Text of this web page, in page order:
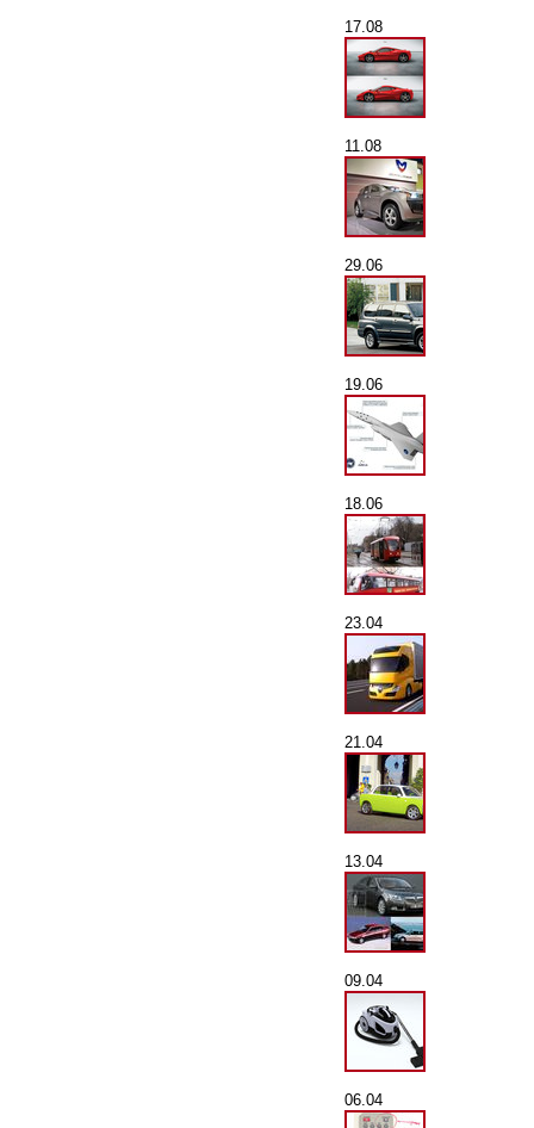
17.08
11.08
29.06
19.06
18.06
23.04
21.04
13.04
09.04
06.04